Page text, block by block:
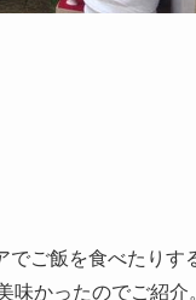
ご飯を食べたり
かったのでご紹介。